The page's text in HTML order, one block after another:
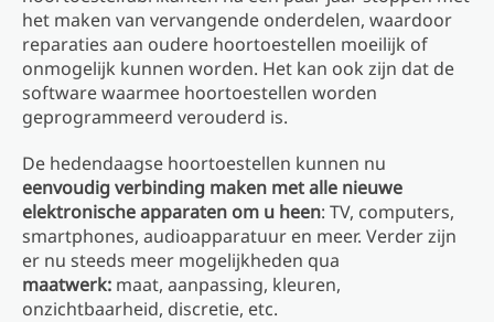
het maken van vervangende onderdelen, waardoor
reparaties aan oudere hoortoestellen moeilijk of
onmogelijk kunnen worden. Het kan ook zijn dat de
software waarmee hoortoestellen worden
geprogrammeerd verouderd is.
De hedendaagse hoortoestellen kunnen nu
eenvoudig verbinding maken met alle nieuwe
elektronische apparaten om u heen: TV, computers,
smartphones, audioapparatuur en meer. Verder zijn
er nu steeds meer mogelijkheden qua
maatwerk: maat, aanpassing, kleuren,
onzichtbaarheid, discretie, etc.